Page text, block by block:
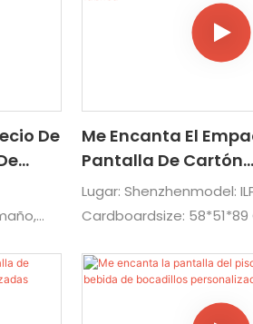
De
los
Me Encanta El
Pantalla De Cartón
Personalizada Para
Herramientas De
Lugar: Shenzhenmodel:
Cardboardsize:
Artworkusage: visual